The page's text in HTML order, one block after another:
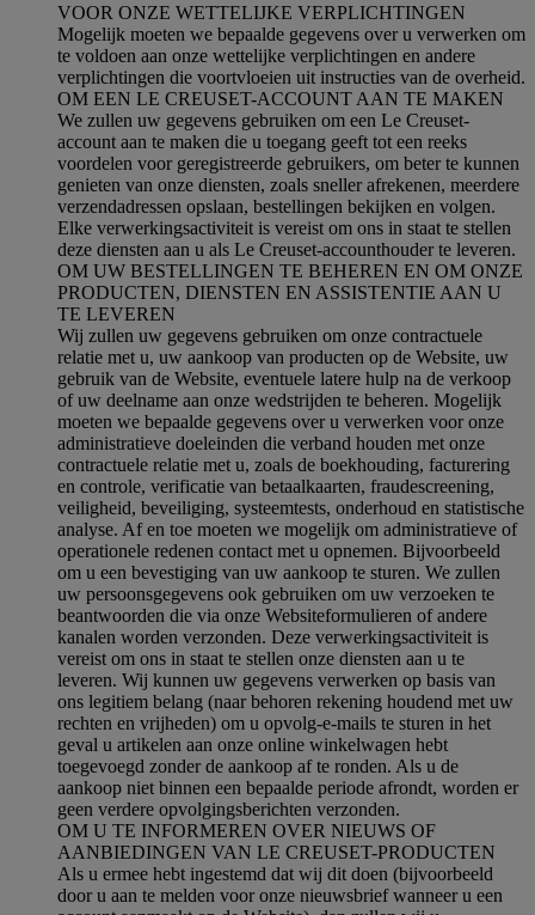
VOOR ONZE WETTELIJKE VERPLICHTINGEN
Mogelijk moeten we bepaalde gegevens over u verwerken om
te voldoen aan onze wettelijke verplichtingen en andere
verplichtingen die voortvloeien uit instructies van de overheid.
OM EEN LE CREUSET-ACCOUNT AAN TE MAKEN
We zullen uw gegevens gebruiken om een Le Creuset-
account aan te maken die u toegang geeft tot een reeks
voordelen voor geregistreerde gebruikers, om beter te kunnen
genieten van onze diensten, zoals sneller afrekenen, meerdere
verzendadressen opslaan, bestellingen bekijken en volgen.
Elke verwerkingsactiviteit is vereist om ons in staat te stellen
deze diensten aan u als Le Creuset-accounthouder te leveren.
OM UW BESTELLINGEN TE BEHEREN EN OM ONZE
PRODUCTEN, DIENSTEN EN ASSISTENTIE AAN U
TE LEVEREN
Wij zullen uw gegevens gebruiken om onze contractuele
relatie met u, uw aankoop van producten op de Website, uw
gebruik van de Website, eventuele latere hulp na de verkoop
of uw deelname aan onze wedstrijden te beheren. Mogelijk
moeten we bepaalde gegevens over u verwerken voor onze
administratieve doeleinden die verband houden met onze
contractuele relatie met u, zoals de boekhouding, facturering
en controle, verificatie van betaalkaarten, fraudescreening,
veiligheid, beveiliging, systeemtests, onderhoud en statistische
analyse. Af en toe moeten we mogelijk om administratieve of
operationele redenen contact met u opnemen. Bijvoorbeeld
om u een bevestiging van uw aankoop te sturen. We zullen
uw persoonsgegevens ook gebruiken om uw verzoeken te
beantwoorden die via onze Websiteformulieren of andere
kanalen worden verzonden. Deze verwerkingsactiviteit is
vereist om ons in staat te stellen onze diensten aan u te
leveren. Wij kunnen uw gegevens verwerken op basis van
ons legitiem belang (naar behoren rekening houdend met uw
rechten en vrijheden) om u opvolg-e-mails te sturen in het
geval u artikelen aan onze online winkelwagen hebt
toegevoegd zonder de aankoop af te ronden. Als u de
aankoop niet binnen een bepaalde periode afrondt, worden er
geen verdere opvolgingsberichten verzonden.
OM U TE INFORMEREN OVER NIEUWS OF
AANBIEDINGEN VAN LE CREUSET-PRODUCTEN
Als u ermee hebt ingestemd dat wij dit doen (bijvoorbeeld
door u aan te melden voor onze nieuwsbrief wanneer u een